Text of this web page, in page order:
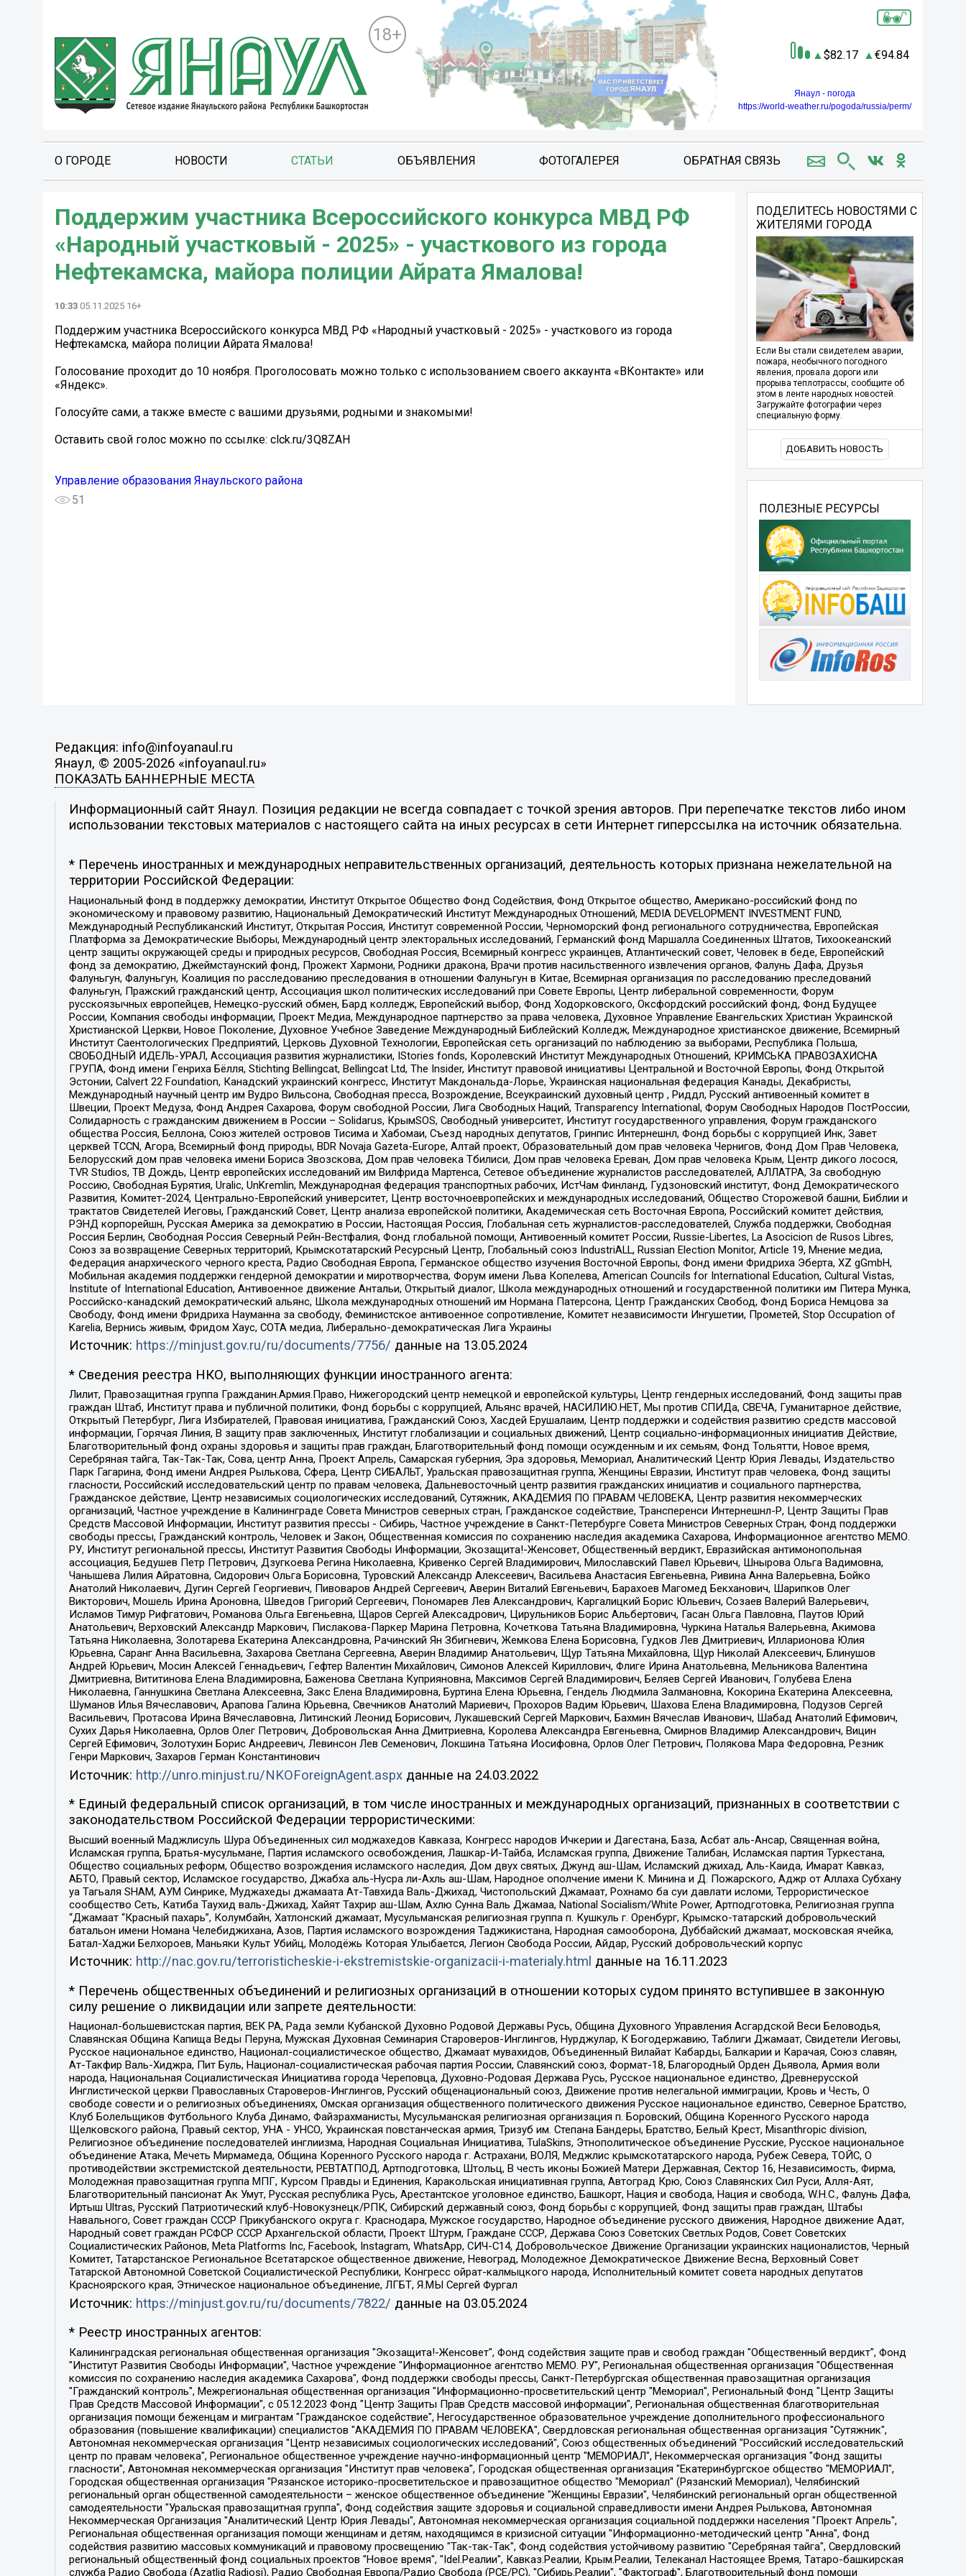
18+
82.17 94.84
Янаул - погода
https://world-weather.ru/pogoda/russia/perm/
О ГОРОДЕ НОВОСТИ СТАТЬИ ОБЪЯВЛЕНИЯ ФОТОГАЛЕРЕЯ ОБРАТНАЯ СВЯЗЬ
Поддержим участника Всероссийского конкурса МВД РФ
«Народный участковый - 2025» - участкового из города
Нефтекамска, майора полиции Айрата Ямалова!
10:33 05.11.2025 16+
Поддержим участника Всероссийского конкурса МВД РФ «Народный участковый - 2025» - участкового из города
Нефтекамска, майора полиции Айрата Ямалова!
Голосование проходит до 10 ноября. Проголосовать можно только с использованием своего аккаунта «ВКонтакте» или
«Яндекс».
Голосуйте сами, а также вместе с вашими друзьями, родными и знакомыми!
Оставить свой голос можно по ссылке: clck.ru/3Q8ZAH
Управление образования Янаульского района
51
ПОДЕЛИТЕСЬ НОВОСТЯМИ С
ЖИТЕЛЯМИ ГОРОДА
Если Вы стали свидетелем аварии,
пожара, необычного погодного
явления, провала дороги или
прорыва теплотрассы, сообщите об
этом в ленте народных новостей.
Загружайте фотографии через
специальную форму.
ДОБАВИТЬ НОВОСТЬ
ПОЛЕЗНЫЕ РЕСУРСЫ
Редакция: info@infoyanaul.ru
Янаул, © 2005-2026 «infoyanaul.ru»
ПОКАЗАТЬ БАННЕРНЫЕ МЕСТА
Информационный сайт Янаул. Позиция редакции не всегда совпадает с точкой зрения авторов. При перепечатке текстов либо ином
использовании текстовых материалов с настоящего сайта на иных ресурсах в сети Интернет гиперссылка на источник обязательна.
* Перечень иностранных и международных неправительственных организаций, деятельность которых признана нежелательной на
территории Российской Федерации:
Национальный фонд в поддержку демократии, Институт Открытое Общество Фонд Содействия, Фонд Открытое общество, Американо-российский фонд по
экономическому и правовому развитию, Национальный Демократический Институт Международных Отношений, MEDIA DEVELOPMENT INVESTMENT FUND,
Международный Республиканский Институт, Открытая Россия, Институт современной России, Черноморский фонд регионального сотрудничества, Европейская
Платформа за Демократические Выборы, Международный центр электоральных исследований, Германский фонд Маршалла Соединенных Штатов, Тихоокеанский
центр защиты окружающей среды и природных ресурсов, Свободная Россия, Всемирный конгресс украинцев, Атлантический совет, Человек в беде, Европейский
фонд за демократию, Джеймстаунский фонд, Прожект Хармони, Родники дракона, Врачи против насильственного извлечения органов, Фалунь Дафа, Друзья
Фалуньгун, Фалуньгун, Коалиция по расследованию преследования в отношении Фалуньгун в Китае, Всемирная организация по расследованию преследований
Фалуньгун, Пражский гражданский центр, Ассоциация школ политических исследований при Совете Европы, Центр либеральной современности, Форум
русскоязычных европейцев, Немецко-русский обмен, Бард колледж, Европейский выбор, Фонд Ходорковского, Оксфордский российский фонд, Фонд Будущее
России, Компания свободы информации, Проект Медиа, Международное партнерство за права человека, Духовное Управление Евангельских Христиан Украинской
Христианской Церкви, Новое Поколение, Духовное Учебное Заведение Международный Библейский Колледж, Международное христианское движение, Всемирный
Институт Саентологических Предприятий, Церковь Духовной Технологии, Европейская сеть организаций по наблюдению за выборами, Республика Польша,
СВОБОДНЫЙ ИДЕЛЬ-УРАЛ, Ассоциация развития журналистики, IStories fonds, Королевский Институт Международных Отношений, КРИМСЬКА ПРАВОЗАХИСНА
ГРУПА, Фонд имени Генриха Бёлля, Stichting Bellingcat, Bellingcat Ltd, The Insider, Институт правовой инициативы Центральной и Восточной Европы, Фонд Открытой
Эстонии, Calvert 22 Foundation, Канадский украинский конгресс, Институт Макдональда-Лорье, Украинская национальная федерация Канады, Декабристы,
Международный научный центр им Вудро Вильсона, Свободная пресса, Возрождение, Всеукраинский духовный центр , Риддл, Русский антивоенный комитет в
Швеции, Проект Медуза, Фонд Андрея Сахарова, Форум свободной России, Лига Свободных Наций, Transparеncy International, Форум Свободных Народов ПостРоссии,
Солидарность с гражданским движением в России – Solidarus, КрымSOS, Свободный университет, Институт государственного управления, Форум гражданского
общества Россия, Беллона, Союз жителей островов Тисима и Хабомаи, Съезд народных депутатов, Гринпис Интернешнл, Фонд борьбы с коррупцией Инк, Завет
церквей TCCN, Агора, Всемирный фонд природы, BDR Novaja Gazeta-Europe, Алтай проект, Образовательный дом прав человека Чернигов, Фонд Дом Прав Человека,
Белорусский дом прав человека имени Бориса Звозскова, Дом прав человека Тбилиси, Дом прав человека Ереван, Дом прав человека Крым, Центр дикого лосося,
TVR Studios, ТВ Дождь, Центр европейских исследований им Вилфрида Мартенса, Сетевое объединение журналистов расследователей, АЛЛАТРА, За свободную
Россию, Свободная Бурятия, Uralic, UnKremlin, Международная федерация транспортных рабочих, ИстЧам Финланд, Гудзоновский институт, Фонд Демократического
Развития, Комитет-2024, Центрально-Европейский университет, Центр восточноевропейских и международных исследований, Общество Сторожевой башни, Библии и
трактатов Свидетелей Иеговы, Гражданский Совет, Центр анализа европейской политики, Академическая сеть Восточная Европа, Российский комитет действия,
РЭНД корпорейшн, Русская Америка за демократию в России, Настоящая Россия, Глобальная сеть журналистов-расследователей, Служба поддержки, Свободная
Россия Берлин, Свободная Россия Северный Рейн-Вестфалия, Фонд глобальной помощи, Антивоенный комитет России, Russie-Libertes, La Asocicion de Rusos Libres,
Союз за возвращение Северных территорий, Крымскотатарский Ресурсный Центр, Глобальный союз IndustriALL, Russian Election Monitor, Article 19, Мнение медиа,
Федерация анархического черного креста, Радио Свободная Европа, Германское общество изучения Восточной Европы, Фонд имени Фридриха Эберта, XZ gGmbH,
Мобильная академия поддержки гендерной демократии и миротворчества, Форум имени Льва Копелева, American Councils for International Education, Cultural Vistas,
Institute of International Education, Антивоенное движение Антальи, Открытый диалог, Школа международных отношений и государственной политики им Питера Мунка,
Российско-канадский демократический альянс, Школа международных отношений им Нормана Патерсона, Центр Гражданских Свобод, Фонд Бориса Немцова за
Свободу, Фонд имени Фридриха Науманна за свободу, Феминистское антивоенное сопротивление, Комитет независимости Ингушетии, Прометей, Stop Occupation of
Karelia, Вернись живым, Фридом Хаус, СОТА медиа, Либерально-демократическая Лига Украины
Источник: https://minjust.gov.ru/ru/documents/7756/ данные на 13.05.2024
* Сведения реестра НКО, выполняющих функции иностранного агента:
Лилит, Правозащитная группа Гражданин.Армия.Право, Нижегородский центр немецкой и европейской культуры, Центр гендерных исследований, Фонд защиты прав
граждан Штаб, Институт права и публичной политики, Фонд борьбы с коррупцией, Альянс врачей, НАСИЛИЮ.НЕТ, Мы против СПИДа, СВЕЧА, Гуманитарное действие,
Открытый Петербург, Лига Избирателей, Правовая инициатива, Гражданский Союз, Хасдей Ерушалаим, Центр поддержки и содействия развитию средств массовой
информации, Горячая Линия, В защиту прав заключенных, Институт глобализации и социальных движений, Центр социально-информационных инициатив Действие,
Благотворительный фонд охраны здоровья и защиты прав граждан, Благотворительный фонд помощи осужденным и их семьям, Фонд Тольятти, Новое время,
Серебряная тайга, Так-Так-Так, Сова, центр Анна, Проект Апрель, Самарская губерния, Эра здоровья, Мемориал, Аналитический Центр Юрия Левады, Издательство
Парк Гагарина, Фонд имени Андрея Рылькова, Сфера, Центр СИБАЛЬТ, Уральская правозащитная группа, Женщины Евразии, Институт прав человека, Фонд защиты
гласности, Российский исследовательский центр по правам человека, Дальневосточный центр развития гражданских инициатив и социального партнерства,
Гражданское действие, Центр независимых социологических исследований, Сутяжник, АКАДЕМИЯ ПО ПРАВАМ ЧЕЛОВЕКА, Центр развития некоммерческих
организаций, Частное учреждение в Калининграде Совета Министров северных стран, Гражданское содействие, Трансперенси Интернешнл-Р, Центр Защиты Прав
Средств Массовой Информации, Институт развития прессы - Сибирь, Частное учреждение в Санкт-Петербурге Совета Министров Северных Стран, Фонд поддержки
свободы прессы, Гражданский контроль, Человек и Закон, Общественная комиссия по сохранению наследия академика Сахарова, Информационное агентство МЕМО.
РУ, Институт региональной прессы, Институт Развития Свободы Информации, Экозащита!-Женсовет, Общественный вердикт, Евразийская антимонопольная
ассоциация, Бедушев Петр Петрович, Дзугкоева Регина Николаевна, Кривенко Сергей Владимирович, Милославский Павел Юрьевич, Шнырова Ольга Вадимовна,
Чанышева Лилия Айратовна, Сидорович Ольга Борисовна, Туровский Александр Алексеевич, Васильева Анастасия Евгеньевна, Ривина Анна Валерьевна, Бойко
Анатолий Николаевич, Дугин Сергей Георгиевич, Пивоваров Андрей Сергеевич, Аверин Виталий Евгеньевич, Барахоев Магомед Бекханович, Шарипков Олег
Викторович, Мошель Ирина Ароновна, Шведов Григорий Сергеевич, Пономарев Лев Александрович, Каргалицкий Борис Юльевич, Созаев Валерий Валерьевич,
Исламов Тимур Рифгатович, Романова Ольга Евгеньевна, Щаров Сергей Алексадрович, Цирульников Борис Альбертович, Гасан Ольга Павловна, Паутов Юрий
Анатольевич, Верховский Александр Маркович, Пислакова-Паркер Марина Петровна, Кочеткова Татьяна Владимировна, Чуркина Наталья Валерьевна, Акимова
Татьяна Николаевна, Золотарева Екатерина Александровна, Рачинский Ян Збигневич, Жемкова Елена Борисовна, Гудков Лев Дмитриевич, Илларионова Юлия
Юрьевна, Саранг Анна Васильевна, Захарова Светлана Сергеевна, Аверин Владимир Анатольевич, Щур Татьяна Михайловна, Щур Николай Алексеевич, Блинушов
Андрей Юрьевич, Мосин Алексей Геннадьевич, Гефтер Валентин Михайлович, Симонов Алексей Кириллович, Флиге Ирина Анатольевна, Мельникова Валентина
Дмитриевна, Вититинова Елена Владимировна, Баженова Светлана Куприяновна, Максимов Сергей Владимирович, Беляев Сергей Иванович, Голубева Елена
Николаевна, Ганнушкина Светлана Алексеевна, Закс Елена Владимировна, Буртина Елена Юрьевна, Гендель Людмила Залмановна, Кокорина Екатерина Алексеевна,
Шуманов Илья Вячеславович, Арапова Галина Юрьевна, Свечников Анатолий Мариевич, Прохоров Вадим Юрьевич, Шахова Елена Владимировна, Подузов Сергей
Васильевич, Протасова Ирина Вячеславовна, Литинский Леонид Борисович, Лукашевский Сергей Маркович, Бахмин Вячеслав Иванович, Шабад Анатолий Ефимович,
Сухих Дарья Николаевна, Орлов Олег Петрович, Добровольская Анна Дмитриевна, Королева Александра Евгеньевна, Смирнов Владимир Александрович, Вицин
Сергей Ефимович, Золотухин Борис Андреевич, Левинсон Лев Семенович, Локшина Татьяна Иосифовна, Орлов Олег Петрович, Полякова Мара Федоровна, Резник
Генри Маркович, Захаров Герман Константинович
Источник: http://unro.minjust.ru/NKOForeignAgent.aspxданные на 24.03.2022
* Единый федеральный список организаций, в том числе иностранных и международных организаций, признанных в соответствии с
законодательством Российской Федерации террористическими:
Высший военный Маджлисуль Шура Объединенных сил моджахедов Кавказа, Конгресс народов Ичкерии и Дагестана, База, Асбат аль-Ансар, Священная война,
Исламская группа, Братья-мусульмане, Партия исламского освобождения, Лашкар-И-Тайба, Исламская группа, Движение Талибан, Исламская партия Туркестана,
Общество социальных реформ, Общество возрождения исламского наследия, Дом двух святых, Джунд аш-Шам, Исламский джихад, Аль-Каида, Имарат Кавказ,
АБТО, Правый сектор, Исламское государство, Джабха аль-Нусра ли-Ахль аш-Шам, Народное ополчение имени К. Минина и Д. Пожарского, Аджр от Аллаха Субхану
уа Тагьаля SHAM, АУМ Синрике, Муджахеды джамаата Ат-Тавхида Валь-Джихад, Чистопольский Джамаат, Рохнамо ба суи давлати исломи, Террористическое
сообщество Сеть, Катиба Таухид валь-Джихад, Хайят Тахрир аш-Шам, Ахлю Сунна Валь Джамаа, National Socialism/White Power, Артподготовка, Религиозная группа
“Джамаат “Красный пахарь”, Колумбайн, Хатлонский джамаат, Мусульманская религиозная группа п. Кушкуль г. Оренбург, Крымско-татарский добровольческий
батальон имени Номана Челебиджихана, Азов, Партия исламского возрождения Таджикистана, Народная самооборона, Дуббайский джамаат, московская ячейка,
Батал-Хаджи Белхороев, Маньяки Культ Убийц, Молодёжь Которая Улыбается, Легион Свобода России, Айдар, Русский добровольческий корпус
Источник: http://nac.gov.ru/terroristicheskie-i-ekstremistskie-organizacii-i-materialy.html данные на 16.11.2023
* Перечень общественных объединений и религиозных организаций в отношении которых судом принято вступившее в законную
силу решение о ликвидации или запрете деятельности:
Национал-большевистская партия, ВЕК РА, Рада земли Кубанской Духовно Родовой Державы Русь, Община Духовного Управления Асгардской Веси Беловодья,
Славянская Община Капища Веды Перуна, Мужская Духовная Семинария Староверов-Инглингов, Нурджулар, К Богодержавию, Таблиги Джамаат, Свидетели Иеговы,
Русское национальное единство, Национал-социалистическое общество, Джамаат мувахидов, Объединенный Вилайат Кабарды, Балкарии и Карачая, Союз славян,
Ат-Такфир Валь-Хиджра, Пит Буль, Национал-социалистическая рабочая партия России, Славянский союз, Формат-18, Благородный Орден Дьявола, Армия воли
народа, Национальная Социалистическая Инициатива города Череповца, Духовно-Родовая Держава Русь, Русское национальное единство, Древнерусской
Инглистической церкви Православных Староверов-Инглингов, Русский общенациональный союз, Движение против нелегальной иммиграции, Кровь и Честь, О
свободе совести и о религиозных объединениях, Омская организация общественного политического движения Русское национальное единство, Северное Братство,
Клуб Болельщиков Футбольного Клуба Динамо, Файзрахманисты, Мусульманская религиозная организация п. Боровский, Община Коренного Русского народа
Щелковского района, Правый сектор, УНА - УНСО, Украинская повстанческая армия, Тризуб им. Степана Бандеры, Братство, Белый Крест, Misanthropic division,
Религиозное объединение последователей инглиизма, Народная Социальная Инициатива, TulaSkins, Этнополитическое объединение Русские, Русское национальное
объединение Атака, Мечеть Мирмамеда, Община Коренного Русского народа г. Астрахани, ВОЛЯ, Меджлис крымскотатарского народа, Рубеж Севера, ТОЙС, О
противодействии экстремистской деятельности, РЕВТАТПОД, Артподготовка, Штольц, В честь иконы Божией Матери Державная, Сектор 16, Независимость, Фирма,
Молодежная правозащитная группа МПГ, Курсом Правды и Единения, Каракольская инициативная группа, Автоград Крю, Союз Славянских Сил Руси, Алля-Аят,
Благотворительный пансионат Ак Умут, Русская республика Русь, Арестантское уголовное единство, Башкорт, Нация и свобода, Нация и свобода, W.H.С., Фалунь Дафа,
Иртыш Ultras, Русский Патриотический клуб-Новокузнецк/РПК, Сибирский державный союз, Фонд борьбы с коррупцией, Фонд защиты прав граждан, Штабы
Навального, Совет граждан СССР Прикубанского округа г. Краснодара, Мужское государство, Народное объединение русского движения, Народное движение Адат,
Народный совет граждан РСФСР СССР Архангельской области, Проект Штурм, Граждане СССР, Держава Союз Советских Светлых Родов, Совет Советских
Социалистических Районов, Meta Platforms Inc, Facebook, Instagram, WhatsApp, СИЧ-С14, Добровольческое Движение Организации украинских националистов, Черный
Комитет, Татарстанское Региональное Всетатарское общественное движение, Невоград, Молодежное Демократическое Движение Весна, Верховный Совет
Татарской Автономной Советской Социалистической Республики, Конгресс ойрат-калмыцкого народа, Исполнительный комитет совета народных депутатов
Красноярского края, Этническое национальное объединение, ЛГБТ, Я.МЫ Сергей Фургал
Источник: https://minjust.gov.ru/ru/documents/7822/ данные на 03.05.2024
* Реестр иностранных агентов:
Калининградская региональная общественная организация "Экозащита!-Женсовет", Фонд содействия защите прав и свобод граждан "Общественный вердикт", Фонд "Институт Развития Свободы Информации", Частное учреждение "Информационное агентство МЕМО. РУ", Региональная общественная организация "Общественная комиссия по сохранению наследия академика Сахарова", Фонд поддержки свободы прессы, Санкт-Петербургская общественная правозащитная организация "Гражданский контроль", Межрегиональная общественная организация "Информационно-просветительский центр "Мемориал", Региональный Фонд "Центр Защиты Прав Средств Массовой Информации", с 05.12.2023 Фонд "Центр Защиты Прав Средств массовой информации", Региональная общественная благотворительная организация помощи беженцам и мигрантам "Гражданское содействие", Негосударственное образовательное учреждение дополнительного профессионального образования (повышение квалификации) специалистов "АКАДЕМИЯ ПО ПРАВАМ ЧЕЛОВЕКА", Свердловская региональная общественная организация "Сутяжник", Автономная некоммерческая организация "Центр независимых социологических исследований", Союз общественных объединений "Российский исследовательский центр по правам человека", Региональное общественное учреждение научно-информационный центр "МЕМОРИАЛ", Некоммерческая организация "Фонд защиты гласности", Автономная некоммерческая организация "Институт прав человека", Городская общественная организация "Екатеринбургское общество "МЕМОРИАЛ", Городская общественная организация "Рязанское историко-просветительское и правозащитное общество "Мемориал" (Рязанский Мемориал), Челябинский региональный орган общественной самодеятельности – женское общественное объединение "Женщины Евразии", Челябинский региональный орган общественной самодеятельности "Уральская правозащитная группа", Фонд содействия защите здоровья и социальной справедливости имени Андрея Рылькова, Автономная Некоммерческая Организация "Аналитический Центр Юрия Левады", Автономная некоммерческая организация социальной поддержки населения "Проект Апрель", Региональная общественная организация помощи женщинам и детям, находящимся в кризисной ситуации "Информационно-методический центр "Анна", Фонд содействия развитию массовых коммуникаций и правовому просвещению "Так-так-Так", Фонд содействия устойчивому развитию "Серебряная тайга", Свердловский региональный общественный фонд социальных проектов "Новое время", "Idel.Реалии", Кавказ.Реалии, Крым.Реалии, Телеканал Настоящее Время, Татаро-башкирская служба Радио Свобода (Azatliq Radiosi), Радио Свободная Европа/Радио Свобода (PCE/PC), "Сибирь.Реалии", "Фактограф", Благотворительный фонд помощи осужденным и их семьям, Автономная некоммерческая организация "Институт глобализации и социальных движений", Фонд "В защиту прав заключенных", Частное учреждение "Центр поддержки и содействия развитию средств массовой информации", Пензенский региональный общественный благотворительный фонд "Гражданский союз", "Север.Реалии", Некоммерческая организация Фонд "Правовая инициатива", Общество с ограниченной ответственностью "Радио Свободная Европа/Радио Свобода", Чешское информационное агентство "MEDIUM-ORIENT", Красноярская региональная общественная организация "Мы против СПИДа", Камалягин Денис Николаевич, Маркелов Сергей Евгеньевич, Пономарев Лев Александрович, Савицкая Людмила Алексеевна, Автономная некоммерческая организация "Центр по работе с проблемой насилия "НАСИЛИЮ.НЕТ", Межрегиональный профессиональный союз работников здравоохранения "Альянс врачей", Юридическое лицо, зарегистрированное в Латвийской Республике, SIA "Medusa Project" (регистрационный номер 40103797863, дата регистрации 10.06.2014), Некоммерческая организация "Фонд по борьбе с коррупцией", Автономная некоммерческая организация "Институт права и публичной политики", Баданин Роман Сергеевич, Гликин Максим Александрович, Железнова Мария Михайловна, Лукьянова Юлия Сергеевна, Маетная Елизавета Витальевна, Маняхин Петр Борисович, Чуракова Ольга Владимировна, Ярош Юлия Петровна, Юридическое лицо "The Insider SIA", зарегистрированное в Риге, Латвийская Республика (дата регистрации 26.06.2015), являющееся администратором доменного имени интернет-издания "The Insider SIA", https://theins.ru, Постернак Алексей Евгеньевич, Рубин Михаил Аркадьевич, Анин Роман Александрович, Юридическое лицо Istories fonds, зарегистрированное в Латвийской Республике (регистрационный номер 50008295751, дата регистрации 24.02.2020), Великовский Дмитрий Александрович, Долинина Ирина Николаевна, Мароховская Алеся Алексеевна, Шлейнов Роман Юрьевич, Шмагун Олеся Валентиновна, Общество с ограниченной ответственностью "Альтаир 2021", Общество с ограниченной ответственностью "Вега 2021", Общество с ограниченной ответственностью "Главный редактор 2021", Общество с ограниченной ответственностью "Ромашки монолит", Важенков Артем Валерьевич, Ивановская областная общественная организация "Центр гендерных исследований", Гурман Юрий Альбертович, Медиапроект "ОВД-Инфо", Егоров Владимир Владимирович, Жилинский Владимир Александрович, Общество с ограниченной ответственностью "ЗП", Иванова София Юрьевна, Карезина Инна Павловна, Кильтау Екатерина Викторовна, Петров Алексей Викторович, Пискунов Сергей Евгеньевич, Смирнов Сергей Сергеевич, Тихонов Михаил Сергеевич, Общество с ограниченной ответственностью "ЖУРНАЛИСТ-ИНОСТРАННЫЙ АГЕНТ", Арапова Галина Юрьевна, Вольтская Татьяна Анатольевна, Американская компания "Mason G.E.S. Anonymous Foundation" (США), являющаяся владельцем интернет-издания https://mnews.world/, Компания "Stichting Bellingcat", зарегистрированная в Нидерландах (дата регистрации 11.07.2018), Захаров Андрей Вячеславович, Клепиковская Екатерина Дмитриевна, Общество с ограниченной ответственностью "МЕМО", Перл Роман Александрович, Симонов Евгений Алексеевич, Соловьева Елена Анатольевна, Сотников Даниил Владимирович, Сурначева Елизавета Дмитриевна, Автономная некоммерческая организация по защите прав человека и информированию населения "Якутия – Наше Мнение", Общество с ограниченной ответственностью "Москоу диджитал медиа", с 26.01.2023 Общество с ограниченной ответственностью "Чайка Белые сады", Ветошкина Валерия Валерьевна, Заговора Максим Александрович, Межрегиональное общественное движение "Российская ЛГБТ - сеть", Оленичев Максим Владимирович, Павлов Иван Юрьевич, Скворцова Елена Сергеевна, Общество с ограниченной ответственностью "Как бы инагент", Кочетков Игорь Викторович, Общество с ограниченной ответственностью "Честные выборы", Еланчик Олег Александрович, Общество с ограниченной ответственностью "Нобелевский призыв", Гималова Регина Эмилевна, Григорьев Андрей Валерьевич, Григорьева Алина Александровна, Ассоциация по содействию защите прав призывников, альтернативнослужащих и военнослужащих "Правозащитная группа "Гражданин.Армия.Право", Хисамова Регина Фаритовна, Автономная некоммерческая организация по реализации социально-правовых программ "Лилит", Дальневосточное общественное движение "Маяк", Санкт-Петербургская ЛГБТ-инициативная группа "Выход", Инициативная группа ЛГБТ+ "Реверс", Алексеев Андрей Викторович, Бекбулатова Таисия Львовна, Беляев Иван Михайлович, Владыкина Елена Сергеевна, Гельман Марат Александрович, Никульшина Вероника Юрьевна, Толоконникова Надежда Андреевна, Шендерович Виктор Анатольевич, Общество с ограниченной ответственностью "Данное сообщение", Общество с ограниченной ответственностью Издательский дом "Новая глава", Айнбиндер Александра Александровна, Московский комьюнити-центр для ЛГБТ+инициатив, Благотворительный фонд развития филантропии, Deutsche Welle (Германия, Kurt-Schumacher-Strasse 3, 53113 Bonn), Борзунова Мария Михайловна, Воробьев Виктор Викторович, Голубева Анна Львовна, Константинова Алла Михайловна, Малкова Ирина Владимировна, Мурадов Мурад Абдулгалимович, Осетинская Елизавета Николаевна, Понасенков Евгений Николаевич, Ганапольский Матвей Юрьевич, Киселев Евгений Алексеевич, Борухович Ирина Григорьевна, Дремин Иван Тимофеевич, Дубровский Дмитрий Викторович, Красноярская региональная общественная организация поддержки и развития альтернативных образовательных технологий и межкультурных коммуникаций "ИНТЕРРА", Маяковская Екатерина Алексеевна, Фейгин Марк Захарович, Филимонов Андрей Викторович, Дзугкоева Регина Николаевна, Доброхотов Роман Александрович, Дудь Юрий Александрович, Елкин Сергей Владимирович, Кругликов Кирилл Игоревич, Сабунаева Мария Леонидовна, Семенов Алексей Владимирович, Шаинян Карен Багратович, Шульман Екатерина Михайловна, Асафьев Артур Валерьевич, Вахштайн Виктор Семенович, Венедиктов Алексей Алексеевич, Лушникова Екатерина Евгеньевна, Волков Леонид Михайлович, Невзоров Александр Глебович, Пархоменко Сергей Борисович, Сироткин Ярослав Николаевич, Кара-Мурза Владимир Владимирович, Баранова Наталья Владимировна, Гозман Леонид Яковлевич, Кагарлицкий Борис Юльевич, Климарев Михаил Валерьевич, Милов Владимир Станиславович, Автономная некоммерческая организация Краснодарский центр современного искусства "Типография", Моргенштерн Алишер Тагирович, Соболь Любовь Эдуардовна, Общество с ограниченной ответственностью "ЛИЗА НОРМ", Каспаров Гарри Кимович, Ходорковский Михаил Борисович, Общество с ограниченной ответственностью "Апрельские тезисы", Данилович Ирина Брониславовна, Кашин Олег Владимирович, Петров Николай Владимирович, Пивоваров Алексей Владимирович, Соколов Михаил Владимирович, Цветкова Юлия Владимировна, Чичваркин Евгений Александрович, Комитет против пыток/Команда против пыток, Общество с ограниченной ответственностью "Первый научный", Общество с ограниченной ответственностью "Вертолет и ко", Белоцерковская Вероника Борисовна, Кац Максим Евгеньевич, Лазарева Татьяна Юрьевна, Шаведдинов Руслан Табризович, Яшин Илья Валерьевич, Общество с ограниченной ответственностью "Иноагент ААВ", Алешковский Дмитрий Петрович, Альбац Евгения Марковна, Быков Дмитрий Львович, Галямина Юлия Евгеньевна, Лойко Сергей Леонидович, Мартынов Кирилл Константинович, Медведев Сергей Александрович, Крашенинников Федор Геннадиевич, Гордеева Катерина Вл